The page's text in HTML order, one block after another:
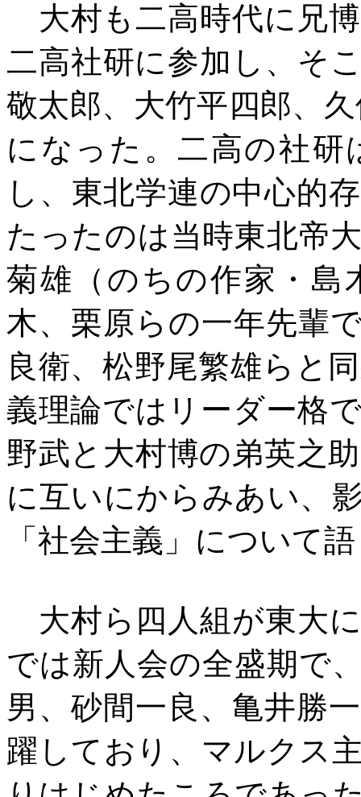
大村も二高時代に兄
二高社研に参加し、そ
敬太郎、大竹平四郎、
になった。二高の社研
し、東北学連の中心的
たったのは当時東北帝
菊雄（のちの作家・島
木、栗原らの一年先輩
良衛、松野尾繁雄らと
義理論ではリーダー格
野武と大村博の弟英之
に互いにからみあい、
「社会主義」について
大村ら四人組が東大
では新人会の全盛期で
男、砂間一良、亀井勝
躍しており、マルクス